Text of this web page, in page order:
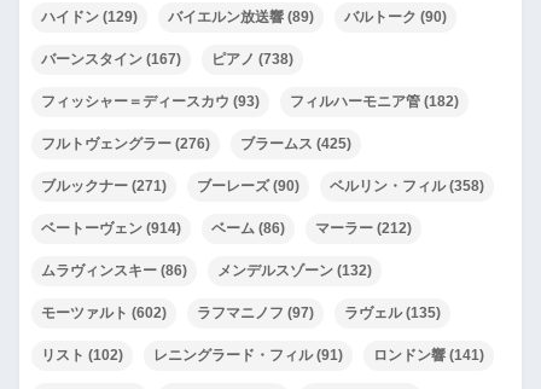
ハイドン (129) バイエルン放送響 (89) バルトーク (90)
バーンスタイン (167) ピアノ (738)
フィッシャー＝ディースカウ (93) フィルハーモニア管 (182)
フルトヴェングラー (276) ブラームス (425)
ブルックナー (271) ブーレーズ(90) ベルリン・フィル(358)
ベートーヴェン (914) ベーム (86) マーラー (212)
ムラヴィンスキー (86) メンデルスゾーン (132)
モーツァルト (602) ラフマニノフ (97) ラヴェル(135)
リスト (102) レニングラード・フィル(91) ロンドン響 (141)